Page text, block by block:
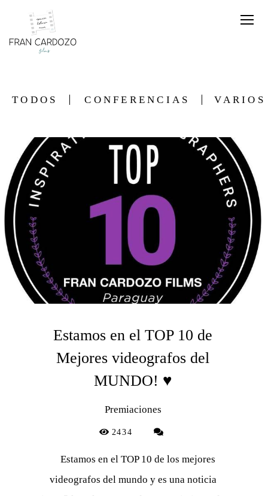
TODOS CONFERENCIAS VARIOS
Estamos en el TOP 10 de
Mejores videografos del
MUNDO! ♥
Premiaciones
2434
Estamos en el TOP 10 de los mejores
videografos del mundo y es una noticia